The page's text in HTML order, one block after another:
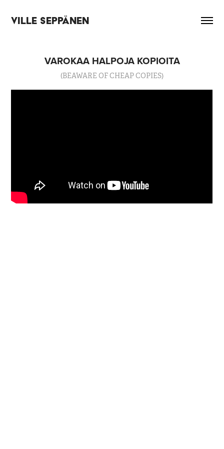
VILLE SEPPÄNEN
VAROKAA HALPOJA KOPIOITA
(BEAWARE OF CHEAP COPIES)